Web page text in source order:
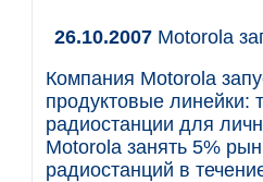
26.10.2007 Motorola
Компания Motorola
продуктовые линейки:
радиостанции для
Motorola занять 5%
радиостанций в